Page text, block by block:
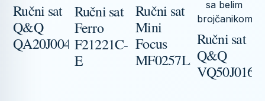
Ručni sat
Q&Q
QA20J004Y
Ručni sat
Ferro
F21221C-
E
Ručni sat
Mini
Focus
MF0257L.02
Ručni sat
Q&Q
VQ50J016Y